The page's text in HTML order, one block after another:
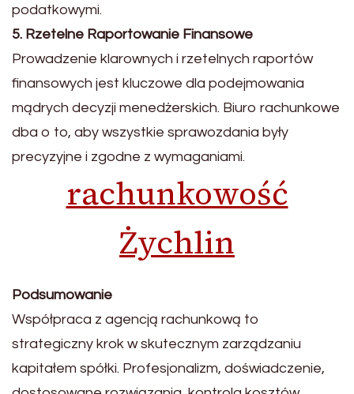
podatkowymi.
5. Rzetelne Raportowanie Finansowe
Prowadzenie klarownych i rzetelnych raportów
finansowych jest kluczowe dla podejmowania
mądrych decyzji menedżerskich. Biuro rachunkowe
dba o to, aby wszystkie sprawozdania były
precyzyjne i zgodne z wymaganiami.
rachunkowość
Żychlin
Podsumowanie
Współpraca z agencją rachunkową to
strategiczny krok w skutecznym zarządzaniu
kapitałem spółki. Profesjonalizm, doświadczenie,